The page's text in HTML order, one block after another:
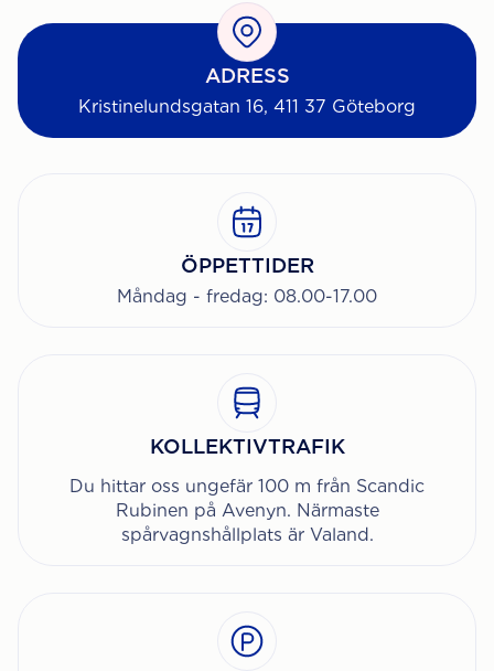
ADRESS
Kristinelundsgatan 16, 411 37 Göteborg
ÖPPETTIDER
Måndag - fredag: 08.00-17.00
KOLLEKTIVTRAFIK
Du hittar oss ungefär 100 m från Scandic
Rubinen på Avenyn. Närmaste
spårvagnshållplats är Valand.